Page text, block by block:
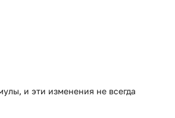
и эти изменения не всегда